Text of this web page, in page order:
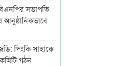
সভাপতি
আনুষ্ঠানিকভাবে
পিংকি সাহাকে
গঠন